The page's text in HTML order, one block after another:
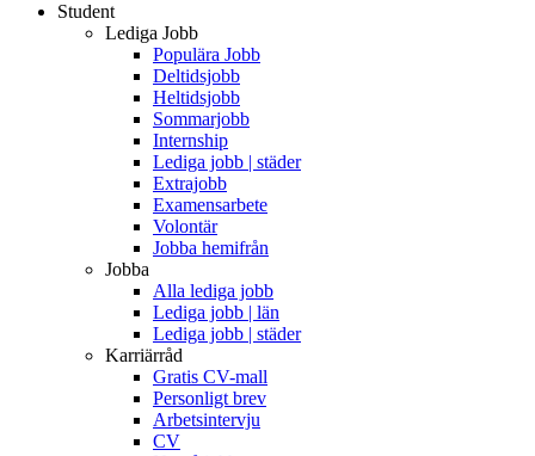
Student
Lediga Jobb
Populära Jobb
Deltidsjobb
Heltidsjobb
Sommarjobb
Internship
Lediga jobb | städer
Extrajobb
Examensarbete
Volontär
Jobba hemifrån
Jobba
Alla lediga jobb
Lediga jobb | län
Lediga jobb | städer
Karriärråd
Gratis CV-mall
Personligt brev
Arbetsintervju
CV